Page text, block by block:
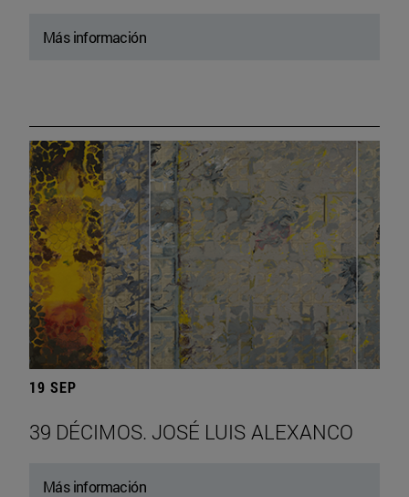
Más información
19 SEP
39 DÉCIMOS. JOSÉ LUIS ALEXANCO
Más información